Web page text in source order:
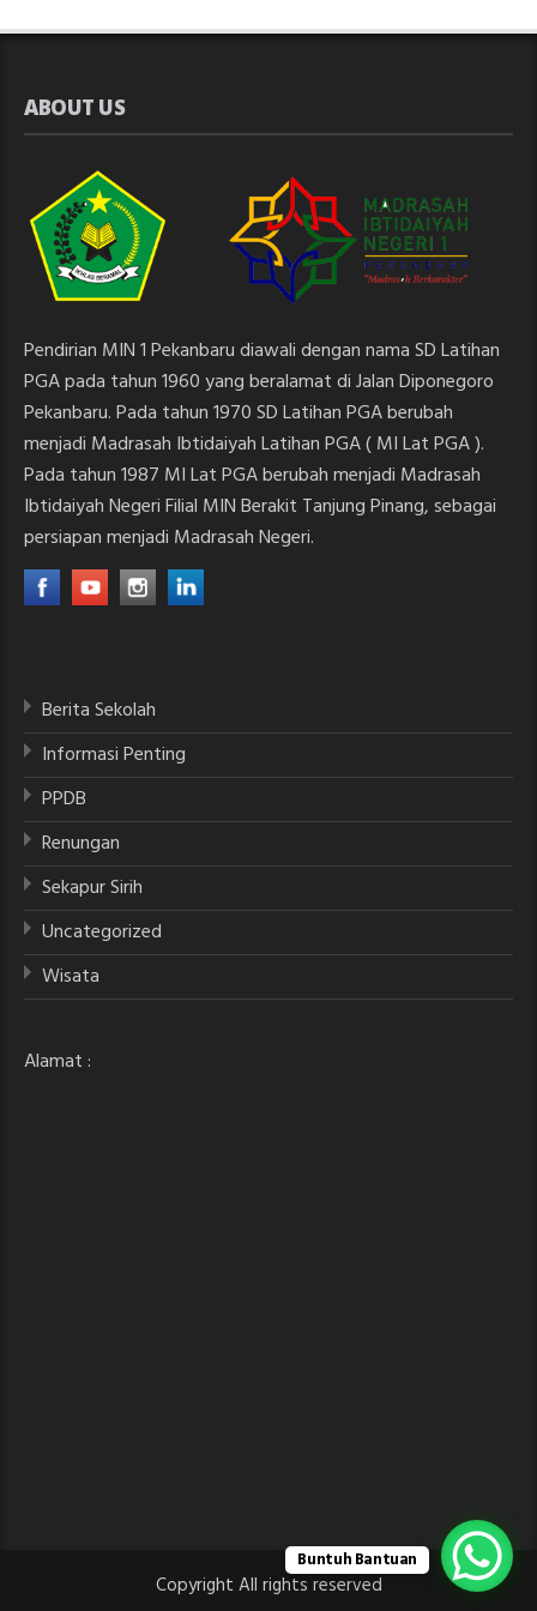
ABOUT US
Pendirian MIN 1 Pekanbaru diawali dengan nama SD Latihan
PGA pada tahun 1960 yang beralamat di Jalan Diponegoro
Pekanbaru. Pada tahun 1970 SD Latihan PGA berubah
menjadi Madrasah Ibtidaiyah Latihan PGA ( MI Lat PGA ).
Pada tahun 1987 MI Lat PGA berubah menjadi Madrasah
Ibtidaiyah Negeri Filial MIN Berakit Tanjung Pinang, sebagai
persiapan menjadi Madrasah Negeri.
Berita Sekolah
Informasi Penting
PPDB
Renungan
Sekapur Sirih
Uncategorized
Wisata
Alamat :
Copyright All rights reserved
Buntuh Bantuan